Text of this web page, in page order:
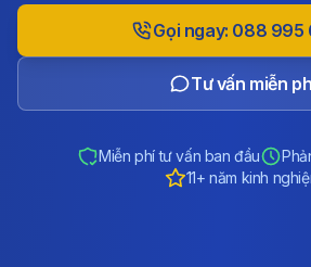
Gọi ngay: 088 995
Tư vấn miễn
Miễn phí tư vấn ban đầu
11+ năm kinh